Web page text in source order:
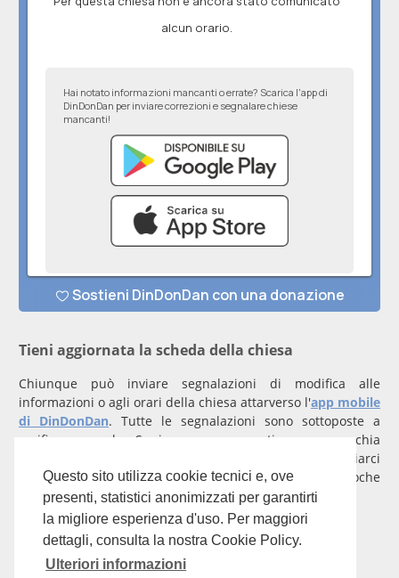
Questo sito utilizza cookie tecnici e, ove
presenti, statistici anonimizzati per garantirti
la migliore esperienza d'uso. Per maggiori
dettagli, consulta la nostra Cookie Policy.
Ulteriori informazioni
Tieni aggiornata la scheda della chiesa
Chiunque può inviare segnalazioni di modifica alle
informazioni o agli orari della chiesa attarverso l'app mobile
di DinDonDan. Tutte le segnalazioni sono sottoposte a
verifica manuale. Se invece rappresenti una parrocchia
con un account verificato per inviarci
comunicazioni prioritarie che saranno gestite entro poche
Per qualunque domanda scrivi ainfo@dindondan.app